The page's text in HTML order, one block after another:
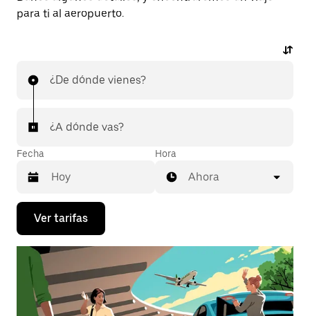
para ti al aeropuerto.
¿De dónde vienes?
¿A dónde vas?
Fecha
Presiona
flecha
hacia
abajo
para
interactuar
con
Hora
Ahora
Ver tarifas